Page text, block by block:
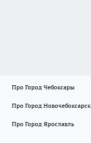
Про Город Чебоксары
Про Город Новочебоксарск
Про Город Ярославль